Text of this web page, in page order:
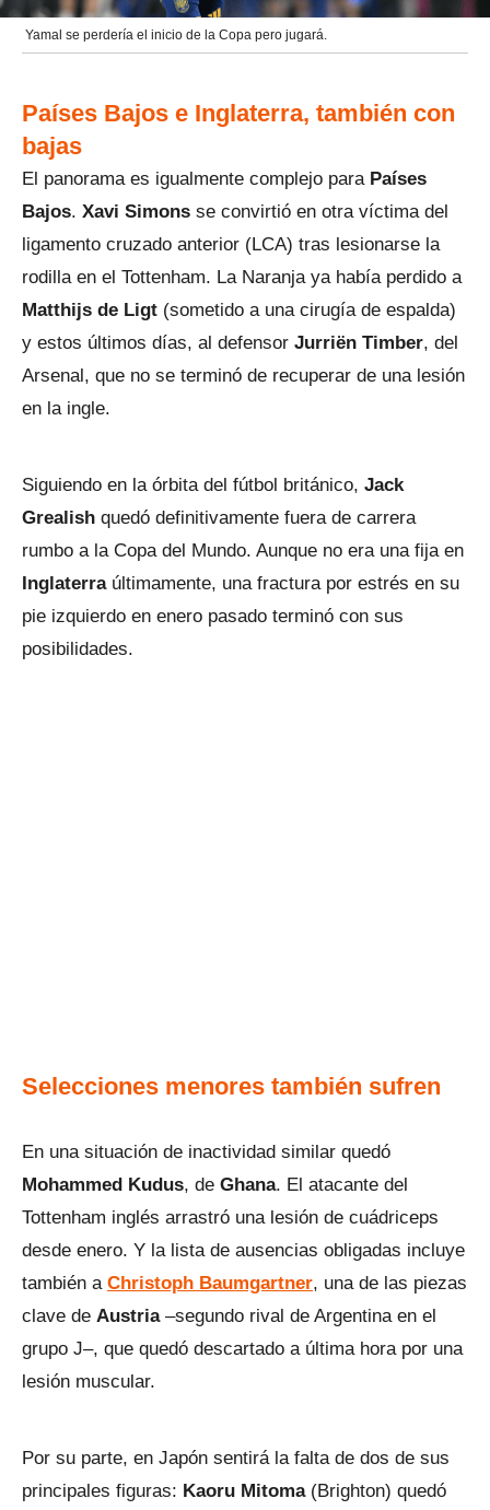
Yamal se perdería el inicio de la Copa pero jugará.
Países Bajos e Inglaterra, también con
bajas
El panorama es igualmente complejo para Países
Bajos. Xavi Simons se convirtió en otra víctima del
ligamento cruzado anterior (LCA) tras lesionarse la
rodilla en el Tottenham. La Naranja ya había perdido a
Matthijs de Ligt (sometido a una cirugía de espalda)
y estos últimos días, al defensor Jurriën Timber, del
Arsenal, que no se terminó de recuperar de una lesión
en la ingle.
Siguiendo en la órbita del fútbol británico, Jack
Grealish quedó definitivamente fuera de carrera
rumbo a la Copa del Mundo. Aunque no era una fija en
Inglaterra últimamente, una fractura por estrés en su
pie izquierdo en enero pasado terminó con sus
posibilidades.
Selecciones menores también sufren
En una situación de inactividad similar quedó
Mohammed Kudus, de Ghana. El atacante del
Tottenham inglés arrastró una lesión de cuádriceps
desde enero. Y la lista de ausencias obligadas incluye
también a Christoph Baumgartner, una de las piezas
clave de Austria –segundo rival de Argentina en el
grupo J–, que quedó descartado a última hora por una
lesión muscular.
Por su parte, en Japón sentirá la falta de dos de sus
principales figuras: Kaoru Mitoma(Brighton) quedó